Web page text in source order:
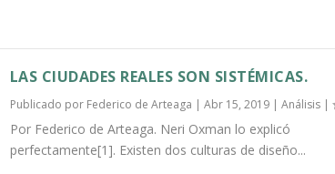
LAS CIUDADES REALES SON SISTÉMICAS.
Publicado por Federico de Arteaga | Abr 15, 2019| Análisis|
Por Federico de Arteaga. Neri Oxman lo explicó
perfectamente[1]. Existen dos culturas de diseño...